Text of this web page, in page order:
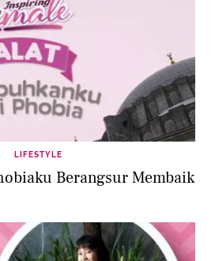
LIFESTYLE
Berangsur Membaik